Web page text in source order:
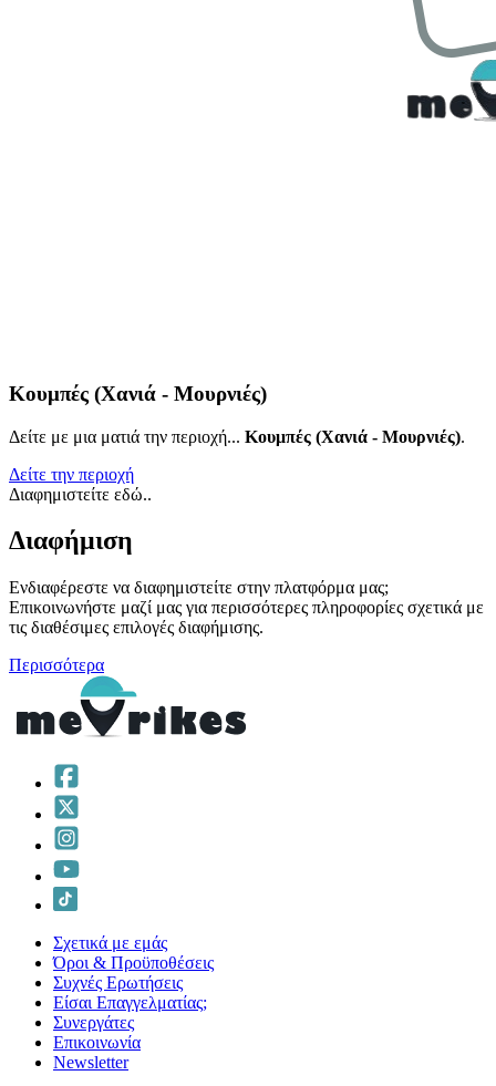
Κουμπές (Χανιά - Μουρνιές)
Δείτε με μια ματιά την περιοχή... Κουμπές (Χανιά - Μουρνιές).
Δείτε την περιοχή
Διαφημιστείτε εδώ..
Διαφήμιση
Ενδιαφέρεστε να διαφημιστείτε στην πλατφόρμα μας;
Επικοινωνήστε μαζί μας για περισσότερες πληροφορίες σχετικά με
τις διαθέσιμες επιλογές διαφήμισης.
Περισσότερα
Σχετικά με εμάς
Όροι & Προϋποθέσεις
Συχνές Ερωτήσεις
Είσαι Επαγγελματίας;
Συνεργάτες
Επικοινωνία
Νewsletter